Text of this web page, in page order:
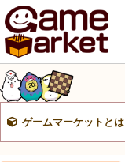
ゲームマーケットとは